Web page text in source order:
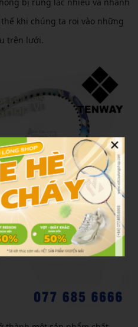
khi chúng ta roi vào những
trên lưới.
×